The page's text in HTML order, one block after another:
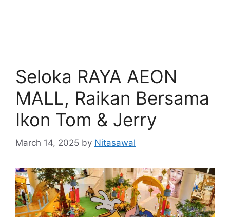
Seloka RAYA AEON
MALL, Raikan Bersama
Ikon Tom & Jerry
March 14, 2025 by Nitasawal